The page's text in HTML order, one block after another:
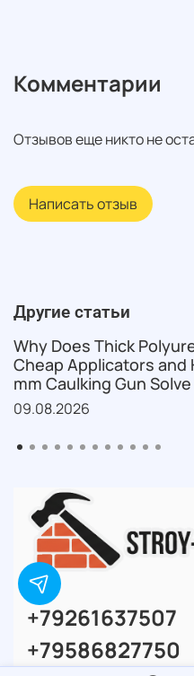
Комментарии
Отзывов еще никто не
Написать отзыв
Другие статьи
Why Does Thick
Cheap Applicators and
mm Caulking Gun
09.08.2026
+79261637507
+79586827750